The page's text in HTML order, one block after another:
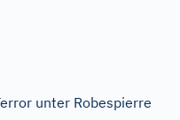
unter Robespierre